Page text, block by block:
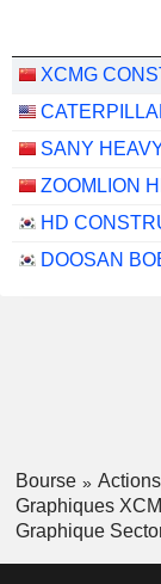
DOOSAN
Bourse Actions
Graphiques
Graphique